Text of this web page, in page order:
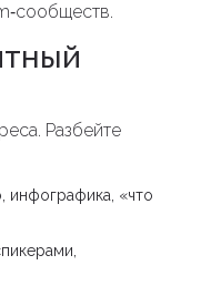
Разбейте
инфографика, «что